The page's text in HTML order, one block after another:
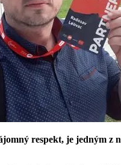
respekt, je jedným